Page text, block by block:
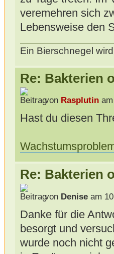
veremehren sich
Lebensweise den
Ein Bierschnegel
Re: Bakterien
von Rasplutinam
Hast du diesen
Re: Bakterien
von Deniseam
Danke für die
besorgt und
wurde noch nicht